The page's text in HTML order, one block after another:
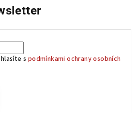
s podmínkami ochrany osobních